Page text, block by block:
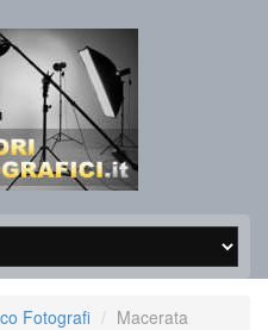
Fotografi Macerata